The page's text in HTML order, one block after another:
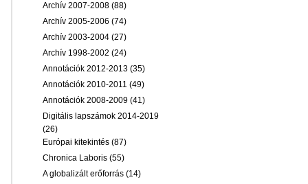
Archív 2007-2008 (88)
Archív 2005-2006 (74)
Archív 2003-2004 (27)
Archív 1998-2002 (24)
Annotációk 2012-2013 (35)
Annotációk 2010-2011 (49)
Annotációk 2008-2009 (41)
Digitális lapszámok 2014-2019
(26)
Európai kitekintés (87)
Chronica Laboris (55)
A globalizált erőforrás (14)